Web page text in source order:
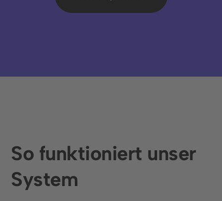
So funktioniert unser
System
Sprache